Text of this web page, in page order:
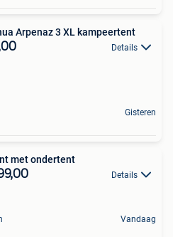
Arpenaz 3 XL kampeertent
Details
Gisteren
met ondertent
Details
Vandaag